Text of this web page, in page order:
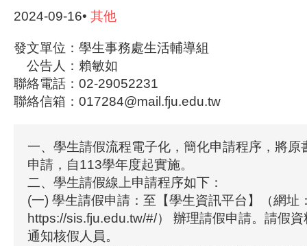
2024-09-16• 其他
發文單位：學生事務處生活輔導組
公告人：賴敏如
聯絡電話：02-29052231
聯絡信箱：017284@mail.fju.edu.tw
一、學生請假流程電子化，簡化申請程序，將原
申請，自113學年度起實施。
二、學生請假線上申請程序如下：
(一) 學生請假申請：至【學生資訊平台】（網址
https://sis.fju.edu.tw/#/） 辦理請假申請。請假
通知核假人員。